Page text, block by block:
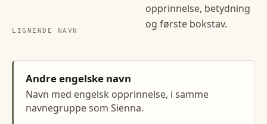
LIGNENDE NAVN
opprinnelse, betydning
og første bokstav.
Andre engelske navn
Navn med engelsk opprinnelse, i samme
navnegruppe som Sienna.